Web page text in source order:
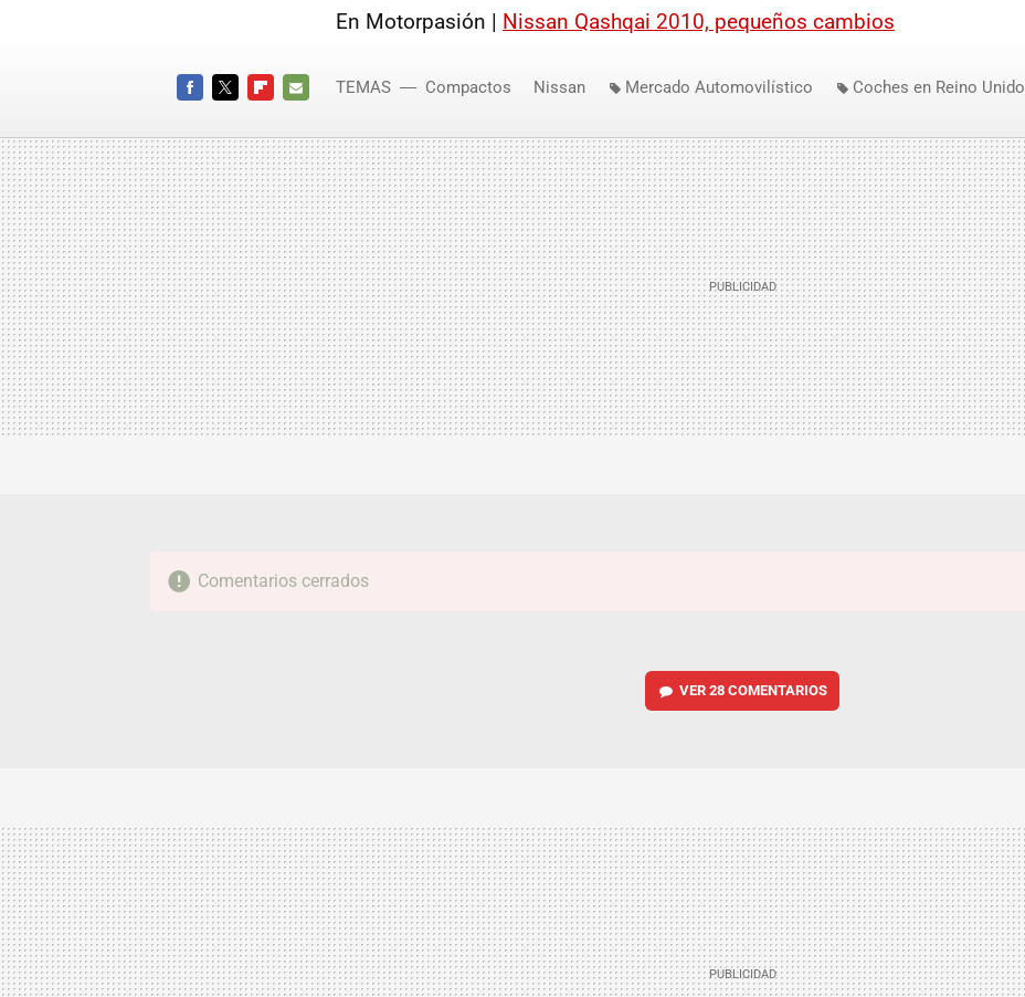
En Motorpasión | Nissan Qashqai 2010, pequeños cambios
MAIL
TEMAS Compactos Nissan Mercado Automovilístico Coches en Reino Unido
Comentarios cerrados
VER 28 COMENTARIOS